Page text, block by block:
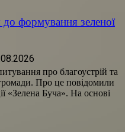
формування зеленої
про благоустрій та
Про це повідомили
«Зелена Буча». На основі